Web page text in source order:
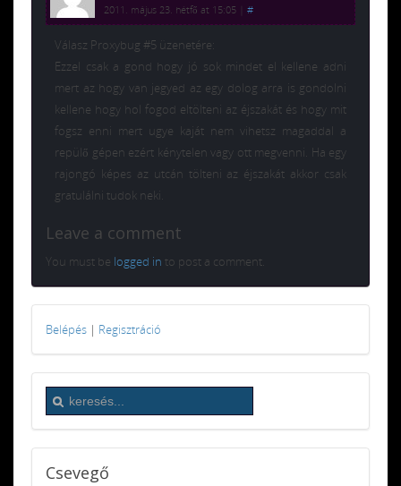
2011. május 23. hétfő at 15:05 #
Válasz Proxybug #5 üzenetére:
Ezzel csak a gond hogy jó sok mindet el kellene adni
mert az hogy van jegyed az egy dolog arra is gondolni
kellene hogy hol fogod eltölteni az éjszakát és hogy mit
fogsz enni mert ugye kaját nem vihetsz magaddal a
repülő gépen ezért kénytelen vagy ott megvenni. Ha egy
rajongó képes az utcán tölteni az éjszakát akkor csak
gratulálni tudok neki.
Leave a comment
You must be logged in to post a comment.
Belépés | Regisztráció
Csevegő